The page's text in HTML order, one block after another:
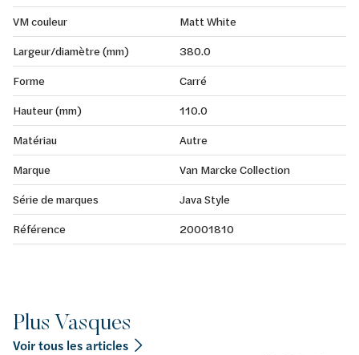
VM couleur
Matt White
Largeur/diamètre (mm)
380.0
Forme
Carré
Hauteur (mm)
110.0
Matériau
Autre
Marque
Van Marcke Collection
Série de marques
Java Style
Référence
20001810
Plus Vasques
Voir tous les articles